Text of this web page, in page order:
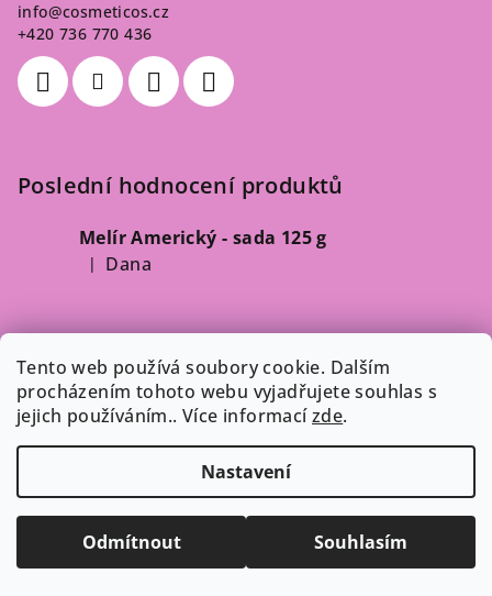
Tento web používá soubory cookie. Dalším
procházením tohoto webu vyjadřujete souhlas s
jejich používáním.. Více informacízde.
Nastavení
Odmítnout Souhlasím
info@cosmeticos.cz
+420 736 770 436
Poslední hodnocení produktů
Melír Americký - sada 125 g
Hodnocení produktu je 5 z 5 hvězdiček.
| Dana
Vložte svůj e-mail a my vám budeme zasílat informace o
nových produktech na našem e-shopu.
osobních údajů